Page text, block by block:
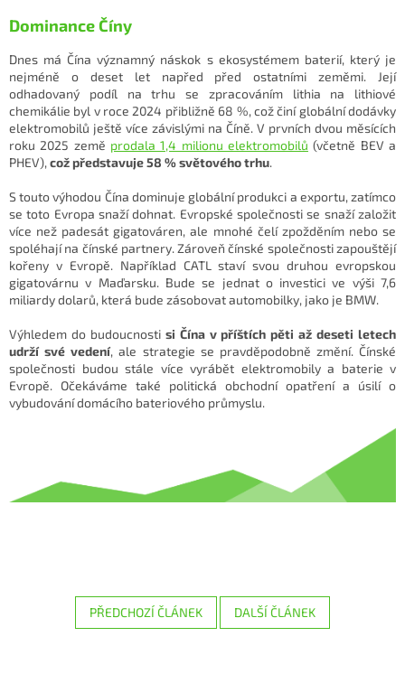
Dominance Číny
Dnes má Čína významný náskok s ekosystémem baterií, který je
nejméně o deset let napřed před ostatními zeměmi. Její
odhadovaný podíl na trhu se zpracováním lithia na lithiové
chemikálie byl v roce 2024 přibližně 68 %, což činí globální dodávky
elektromobilů ještě více závislými na Číně. V prvních dvou měsících
roku 2025 země prodala 1,4 milionu elektromobilů (včetně BEV a
PHEV), což představuje 58 % světového trhu.
S touto výhodou Čína dominuje globální produkci a exportu, zatímco
se toto Evropa snaží dohnat. Evropské společnosti se snaží založit
více než padesát gigatováren, ale mnohé čelí zpožděním nebo se
spoléhají na čínské partnery. Zároveň čínské společnosti zapouštějí
kořeny v Evropě. Například CATL staví svou druhou evropskou
gigatovárnu v Maďarsku. Bude se jednat o investici ve výši 7,6
miliardy dolarů, která bude zásobovat automobilky, jako je BMW.
Výhledem do budoucnosti si Čína v příštích pěti až deseti letech
udrží své vedení, ale strategie se pravděpodobně změní. Čínské
společnosti budou stále více vyrábět elektromobily a baterie v
Evropě. Očekáváme také politická obchodní opatření a úsilí o
vybudování domácího bateriového průmyslu.
PŘEDCHOZÍ ČLÁNEK DALŠÍ ČLÁNEK